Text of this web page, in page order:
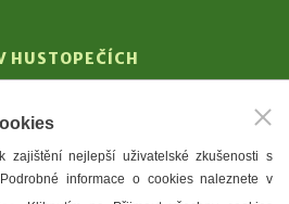
HUSTOPEČÍCH
G. Masaryk
Mandloně
Ubytování
zajištění nejlepší uživatelské zkušenosti s
informace o cookies naleznete v